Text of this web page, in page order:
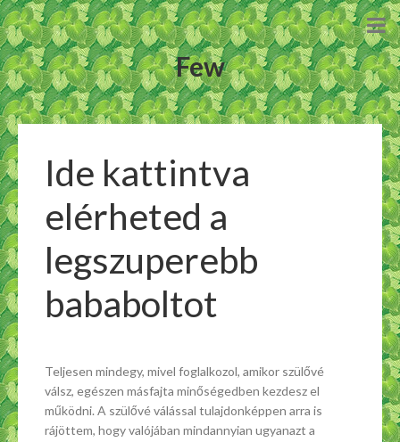
Few
Ide kattintva
elérheted a
legszuperebb
bababoltot
Teljesen mindegy, mivel foglalkozol, amikor szülővé
válsz, egészen másfajta minőségedben kezdesz el
működni. A szülővé válással tulajdonképpen arra is
rájöttem, hogy valójában mindannyian ugyanazt a